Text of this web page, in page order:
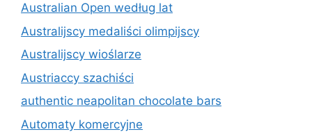
Australian Open według lat
Australijscy medaliści olimpijscy
Australijscy wioślarze
Austriaccy szachiści
authentic neapolitan chocolate bars
Automaty komercyjne